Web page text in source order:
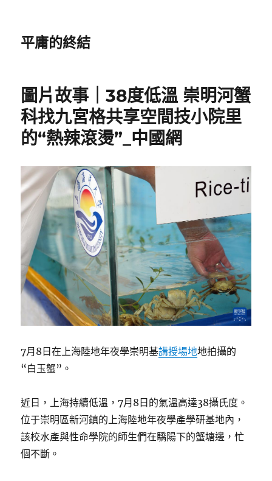
平庸的終結
圖片故事｜38度低溫 崇明河蟹
科找九宮格共享空間技小院里
的“熱辣滾燙”_中國網
7月8日在上海陸地年夜學崇明基講授場地地拍攝的
“白玉蟹”。
近日，上海持續低溫，7月8日的氣溫高達38攝氏度。
位于崇明區新河鎮的上海陸地年夜學產學研基地內，
該校水產與性命學院的師生們在驕陽下的蟹塘邊，忙
個不斷。